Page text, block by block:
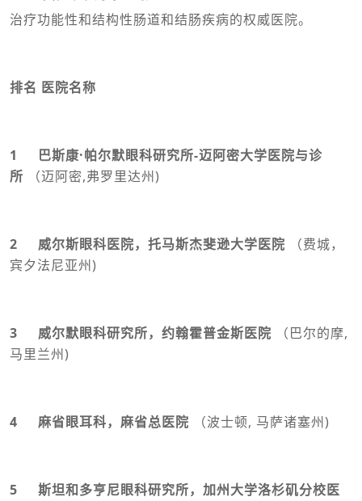
治疗功能性和结构性肠道和结肠疾病的权威医院。
排名 医院名称
1 巴斯康·帕尔默眼科研究所-迈阿密大学医院与诊
所 （迈阿密,弗罗里达州)
2 威尔斯眼科医院，托马斯杰斐逊大学医院 （费城，
宾夕法尼亚州)
3 威尔默眼科研究所，约翰霍普金斯医院 （巴尔的摩,
马里兰州)
4 麻省眼耳科，麻省总医院 （波士顿, 马萨诸塞州)
5 斯坦和多亨尼眼科研究所，加州大学洛杉矶分校医